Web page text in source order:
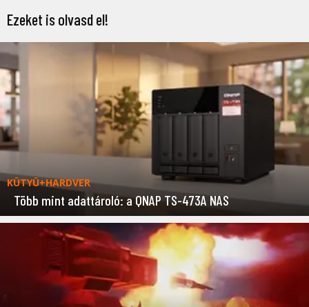
Ezeket is olvasd el!
KÜTYÜ+HARDVER
Több mint adattároló: a QNAP TS-473A NAS